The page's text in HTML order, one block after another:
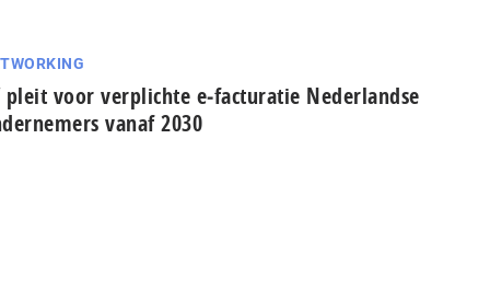
pleit voor verplichte e‑facturatie Nederlandse
vanaf 2030